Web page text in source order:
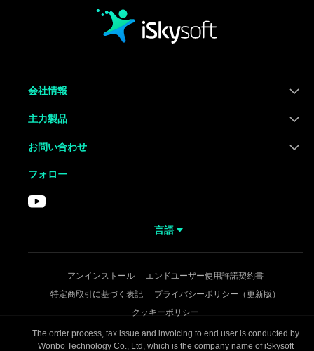
会社情報
主力製品
お問い合わせ
フォロー
言語
アンインストール
エンドユーザー使用許諾契約書
特定商取引に基づく表記
プライバシーポリシー（更新版）
クッキーポリシー
The order process, tax issue and invoicing to end user is conducted by
Wonbo Technology Co., Ltd, which is the company name of iSkysoft